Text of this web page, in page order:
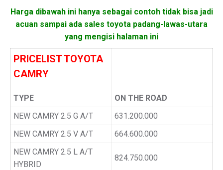
Harga dibawah ini hanya sebagai contoh tidak bisa jadi
acuan sampai ada sales toyota padang-lawas-utara
yang mengisi halaman ini
PRICELIST TOYOTA
CAMRY
TYPE
ON THE ROAD
NEW CAMRY 2.5 G A/T
631.200.000
NEW CAMRY 2.5 V A/T
664.600.000
NEW CAMRY 2.5 L A/T
HYBRID
824.750.000